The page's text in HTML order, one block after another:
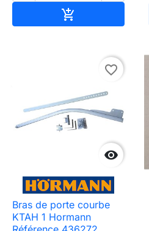


favorite_border
Bras de porte courbe
KTAH 1 Hormann